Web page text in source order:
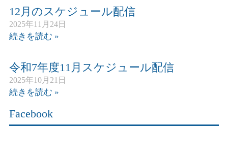
12月のスケジュール配信
2025年11月24日
続きを読む »
令和7年度11月スケジュール配信
2025年10月21日
続きを読む »
Facebook